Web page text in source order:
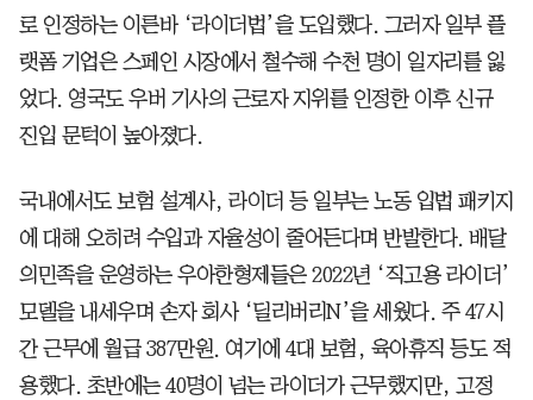
로 인정하는 이른바 ‘라이더법’을 도입했다. 그러자 일부 플
랫폼 기업은 스페인 시장에서 철수해 수천 명이 일자리를 잃
었다. 영국도 우버 기사의 근로자 지위를 인정한 이후 신규
진입 문턱이 높아졌다.
국내에서도 보험 설계사, 라이더 등 일부는 노동 입법 패키지
에 대해 오히려 수입과 자율성이 줄어든다며 반발한다. 배달
의민족을 운영하는 우아한형제들은 2022년 ‘직고용 라이더’
모델을 내세우며 손자 회사 ‘딜리버리N’을 세웠다. 주 47시
간 근무에 월급 387만원. 여기에 4대 보험, 육아휴직 등도 적
용했다. 초반에는 40명이 넘는 라이더가 근무했지만, 고정